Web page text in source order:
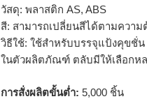
วัสดุ: พลาสติก AS, ABS
สี: สามารถเปลี่ยนสีได้ตามความ
วิธีใช้: ใช้สำหรับบรรจุแป้งคุขชั่
ในตัวผลิตภัณฑ์ ตลับมีให้เลือกหล
การสั่งผลิตขั้นต่ำ: 5,000 ชิ้น